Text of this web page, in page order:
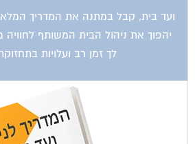
ועד בית, קבל במתנה את המדריך המלא
יהפוך את ניהול הבית המשותף לחוויה
לך זמן רב ועלויות